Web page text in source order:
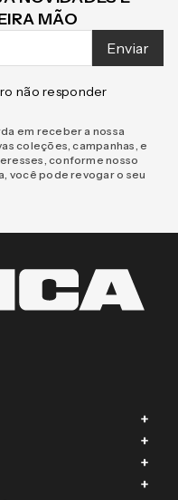
MÃO
Enviar
não responder
em receber a nossa
coleções, campanhas, e
conforme nosso
você pode revogar o seu
+
+
+
+